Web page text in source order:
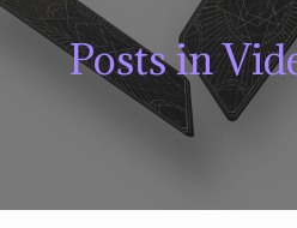
Posts in